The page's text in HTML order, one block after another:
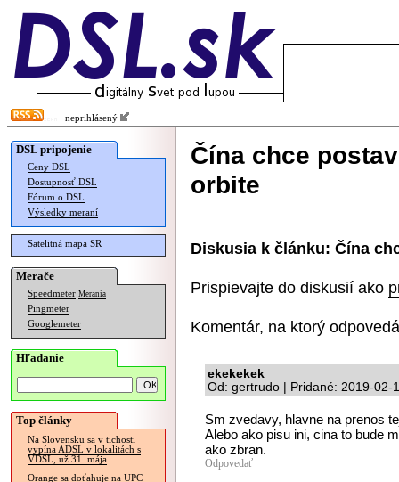
neprihlásený
DSL pripojenie
Ceny DSL
Dostupnosť DSL
Fórum o DSL
Výsledky meraní
Satelitná mapa SR
Merače
Speedmeter Merania
Pingmeter
Googlemeter
Hľadanie
Top články
Na Slovensku sa v tichosti
vypína ADSL v lokalitách s
VDSL, už 31. mája
Orange sa doťahuje na UPC
Čína chce
orbite
Diskusia k článku: Čína
Prispievajte do diskusií ako
Komentár, na ktorý
ekekekek
Od: gertrudo | Pridané: 2019-02-
Sm zvedavy, hlavne na prenos
Alebo ako pisu ini, cina to bude
ako zbran.
Odpovedať